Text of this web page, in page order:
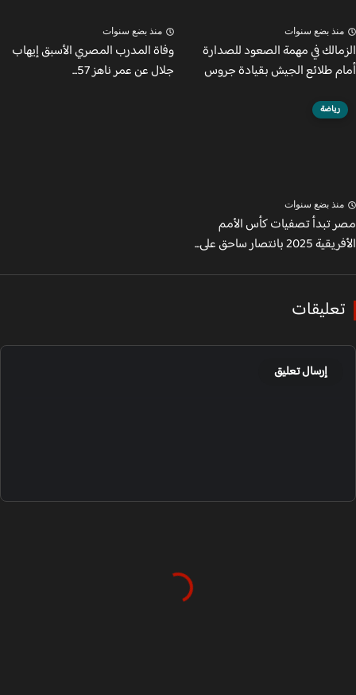
بضع سنوات
في مهمة الصعود للصدارة
طلائع الجيش بقيادة جروس
منذ بضع سنوات
وفاة المدرب المصري الأسبق إيهاب
جلال عن عمر ناهز 57...
رياضة
بضع سنوات
تبدأ تصفيات كأس الأمم
بانتصار ساحق على...
إرسال تعليق